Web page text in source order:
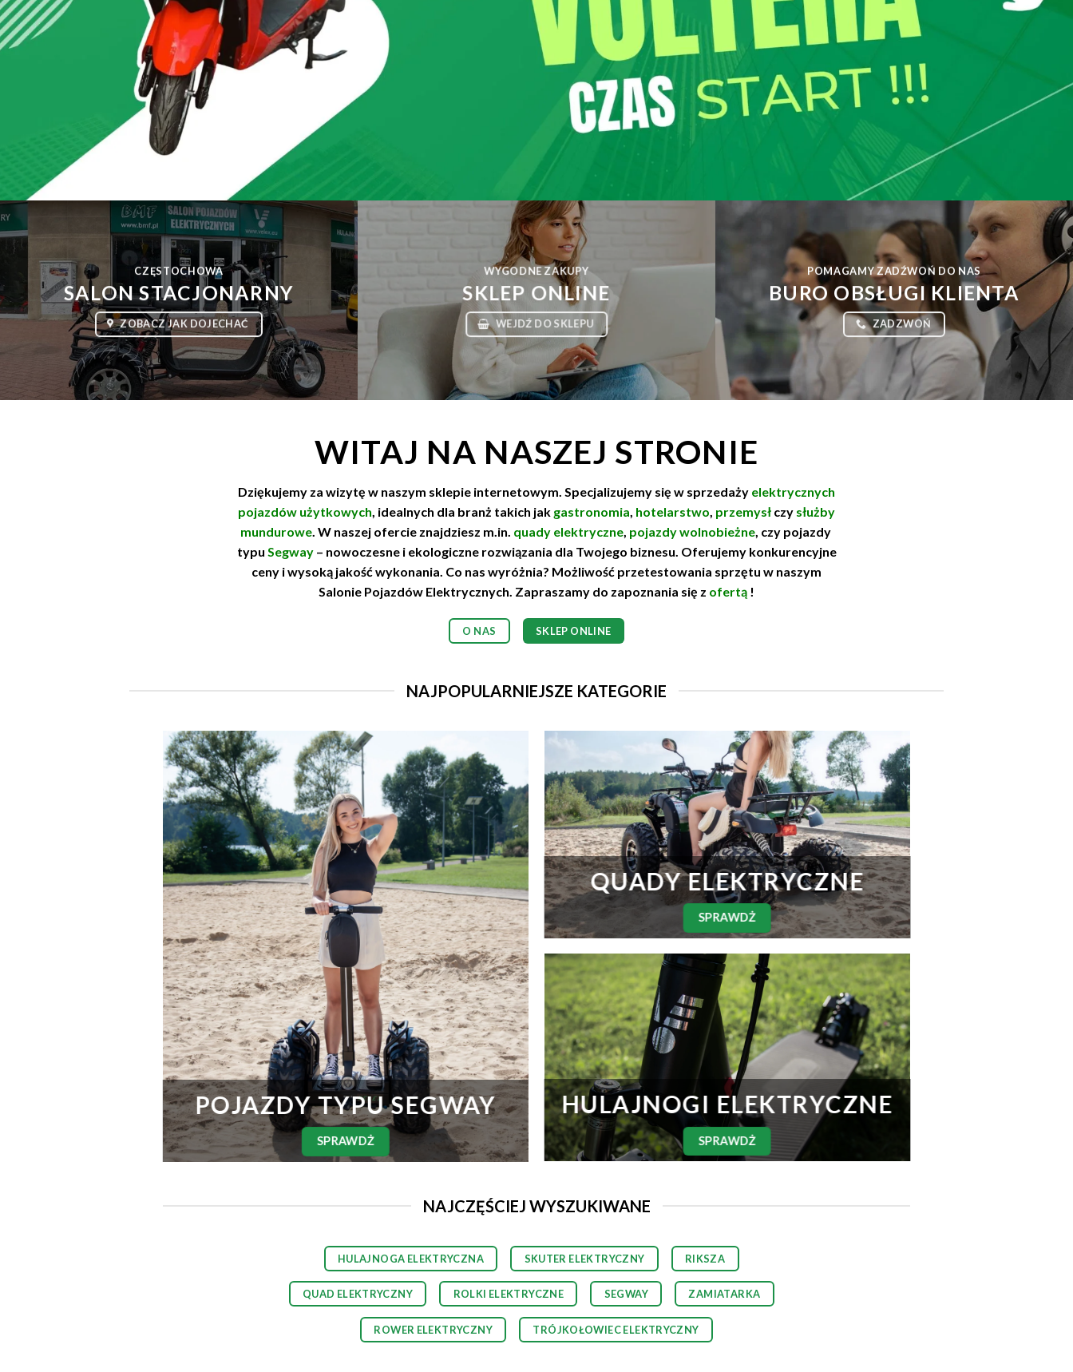
CZĘSTOCHOWA
SALON STACJONARNY
ZOBACZ JAK DOJECHAĆ
WYGODNE ZAKUPY
SKLEP ONLINE
WEJDŹ DO SKLEPU
POMAGAMY ZADŹWOŃ DO NAS
BURO OBSŁUGI KLIENTA
ZADZWOŃ
WITAJ NA NASZEJ STRONIE
Dziękujemy za wizytę w naszym sklepie internetowym. Specjalizujemy się w sprzedaży elektrycznych
pojazdów użytkowych, idealnych dla branż takich jak gastronomia, hotelarstwo, przemysł czy służby
mundurowe. W naszej ofercie znajdziesz m.in. quady elektryczne, pojazdy wolnobieżne, czy pojazdy
typu Segway– nowoczesne i ekologiczne rozwiązania dla Twojego biznesu. Oferujemy konkurencyjne
ceny i wysoką jakość wykonania. Co nas wyróżnia? Możliwość przetestowania sprzętu w naszym
Salonie Pojazdów Elektrycznych. Zapraszamy do zapoznania się z ofertą !
O NAS SKLEP ONLINE
NAJPOPULARNIEJSZE KATEGORIE
POJAZDY TYPU SEGWAY
SPRAWDŻ
QUADY ELEKTRYCZNE
SPRAWDŻ
HULAJNOGI ELEKTRYCZNE
SPRAWDŻ
NAJCZĘŚCIEJ WYSZUKIWANE
HULAJNOGA ELEKTRYCZNA SKUTER ELEKTRYCZNY RIKSZA
QUAD ELEKTRYCZNY ROLKI ELEKTRYCZNE SEGWAY ZAMIATARKA
ROWER ELEKTRYCZNY TRÓJKOŁOWIEC ELEKTRYCZNY